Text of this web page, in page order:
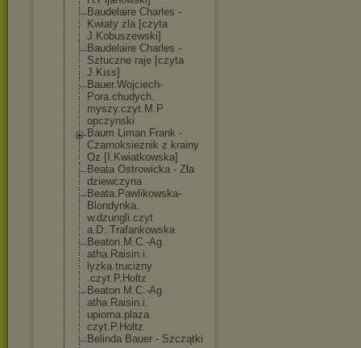
Baudelaire Charles -
Kwiaty zla [czyta
J.Kobuszewski]
Baudelaire Charles -
Sztuczne raje [czyta
J.Kiss]
Bauer.Wojciech-
Pora.chudych.
myszy.czyt.M.P
opczynski
Baum Liman Frank -
Czarnoksieznik z krainy
Oz [I.Kwiatkowska]
Beata Ostrowicka - Zła
dziewczyna
Beata.Pawlikowska-
Blondynka.
w.dzungli.czyt
a.D..Trafankowska
Beaton.M.C.-Ag
atha.Raisin.i.
lyzka.trucizny
.czyt.P.Holtz
Beaton.M.C.-Ag
atha.Raisin.i.
upiorna.plaza.
czyt.P.Holtz
Belinda Bauer - Szczątki